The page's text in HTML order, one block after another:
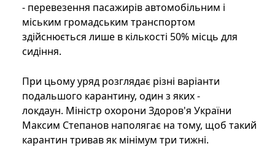
- перевезення пасажирів автомобільним і
міським громадським транспортом
здійснюється лише в кількості 50% місць для
сидіння.
При цьому уряд розглядає різні варіанти
подальшого карантину, один з яких -
локдаун. Міністр охорони Здоров'я України
Максим Степанов наполягає на тому, щоб такий
карантин тривав як мінімум три тижні.